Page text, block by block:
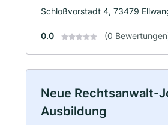
Schloßvorstadt 4, 73479
0.0 (0
Neue Rechtsanwalt-
Ausbildung